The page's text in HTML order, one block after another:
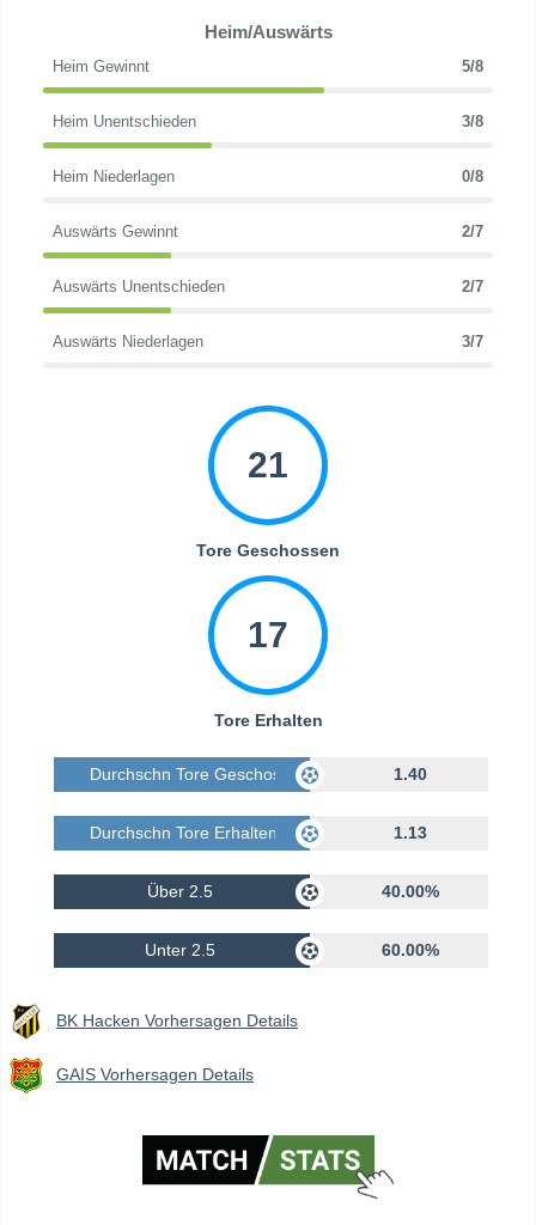
Heim/Auswärts
Heim Gewinnt 5/8
Heim Unentschieden 3/8
Heim Niederlagen 0/8
Auswärts Gewinnt 2/7
Auswärts Unentschieden 2/7
Auswärts Niederlagen 3/7
21
Tore Geschossen
17
Tore Erhalten
Durchschn Tore Geschossen 1.40
Durchschn Tore Erhalten 1.13
Über 2.5 40.00%
Unter 2.5 60.00%
BK Hacken Vorhersagen Details
GAIS Vorhersagen Details